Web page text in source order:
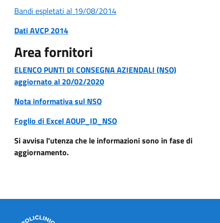
Bandi espletati al 19/08/2014
Dati AVCP 2014
Area fornitori
ELENCO PUNTI DI CONSEGNA AZIENDALI (NSO)
aggiornato al 20/02/2020
Nota informativa sul NSO
Foglio di Excel AOUP_ID_NSO
Si avvisa l'utenza che le informazioni sono in fase di
aggiornamento.